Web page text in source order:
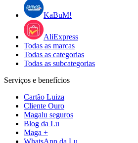
KaBuM!
AliExpress
Todas as marcas
Todas as categorias
Todas as subcategorias
Serviços e benefícios
Cartão Luiza
Cliente Ouro
Magalu seguros
Blog da Lu
Maga +
WhatsApp da Lu